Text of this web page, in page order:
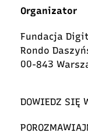
Organizator
Fundacja
Rondo
00-843
DOWIEDZ SIĘ